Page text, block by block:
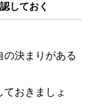
しておく
決まりがある
おきましょ